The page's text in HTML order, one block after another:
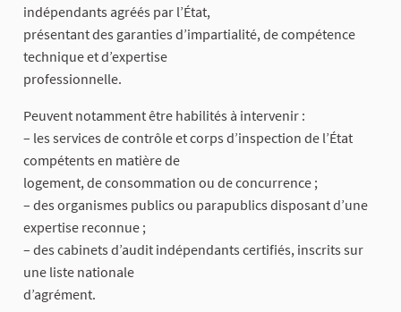
indépendants agréés par l’État,
présentant des garanties d’impartialité, de compétence
technique et d’expertise
professionnelle.
Peuvent notamment être habilités à intervenir :
– les services de contrôle et corps d’inspection de l’État
compétents en matière de
logement, de consommation ou de concurrence ;
– des organismes publics ou parapublics disposant d’une
expertise reconnue ;
– des cabinets d’audit indépendants certifiés, inscrits sur
une liste nationale
d’agrément.